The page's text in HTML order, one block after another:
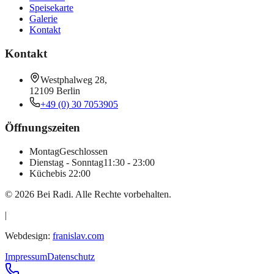
Speisekarte
Galerie
Kontakt
Kontakt
Westphalweg 28,
12109 Berlin
+49 (0) 30 7053905
Öffnungszeiten
MontagGeschlossen
Dienstag - Sonntag11:30 - 23:00
Küchebis 22:00
© 2026 Bei Radi. Alle Rechte vorbehalten.
|
Webdesign: franislav.com
ImpressumDatenschutz